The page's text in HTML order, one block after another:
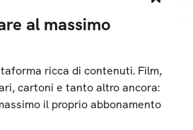
al massimo
ricca di contenuti. Film,
cartoni e tanto altro ancora:
il proprio abbonamento